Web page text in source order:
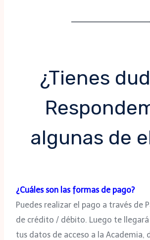
¿Tienes
algunas de
¿Cuáles son las formas de pago?
Puedes realizar el pago a través de
de crédito / débito. Luego te
tus datos de acceso a la Academia,